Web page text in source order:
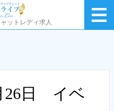
ットレディ求人
26日 イベ